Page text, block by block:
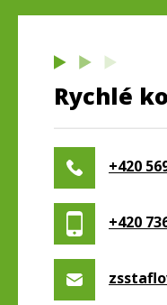
Rychlé
+420
+420